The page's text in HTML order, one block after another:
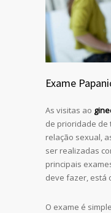
Exame
As visitas ao
de prioridade de
relação sexual,
ser realizadas
principais
deve fazer, está
O exame é